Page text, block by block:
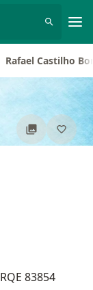
Rafael Castilho
83854